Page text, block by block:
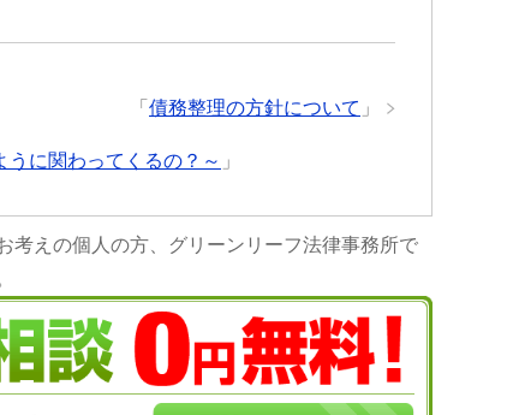
「 債務整理の方針について 」
に関わってくるの？～ 」
考えの個人の方、グリーンリーフ法律事務所で
させて頂けたらと思